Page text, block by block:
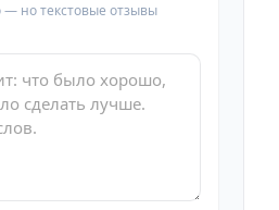
— но текстовые отзывы